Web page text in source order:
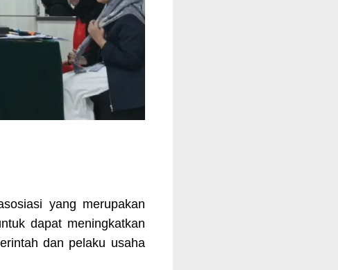
yang merupakan
dapat meningkatkan
dan pelaku usaha